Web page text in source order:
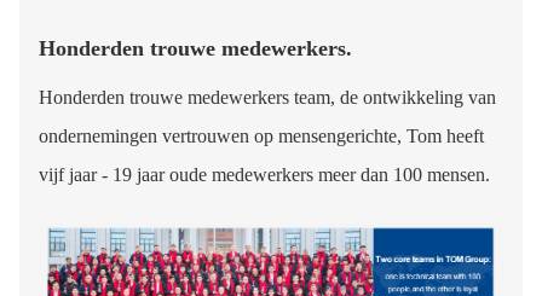
Honderden trouwe medewerkers.
Honderden trouwe medewerkers team, de ontwikkeling van
ondernemingen vertrouwen op mensengerichte, Tom heeft
vijf jaar - 19 jaar oude medewerkers meer dan 100 mensen.